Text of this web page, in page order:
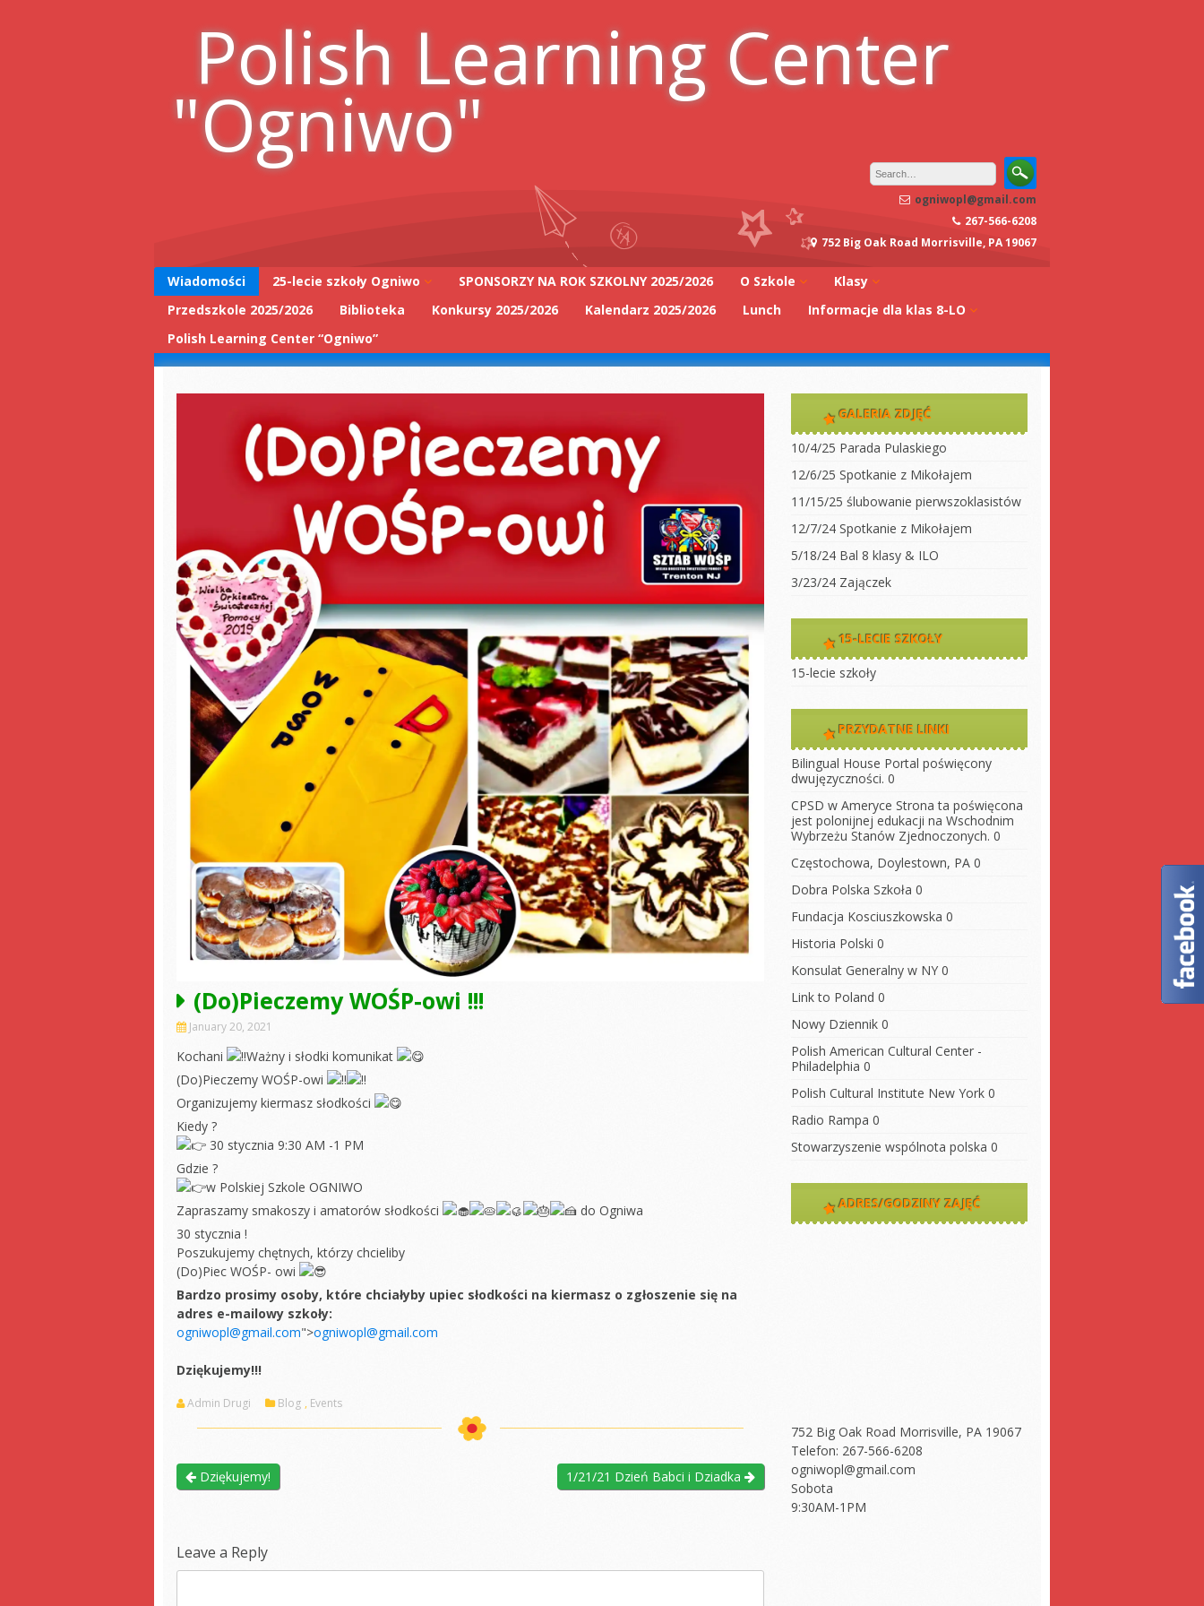
Polish Learning Center
"Ogniwo"
ogniwopl@gmail.com
267-566-6208
752 Big Oak Road Morrisville, PA 19067
Wiadomości
25-lecie szkoły Ogniwo
25-lecie wpis do
SPONSORZY NA ROK SZKOLNY 2025/2026
O Szkole
Adres szkoły
2025/2026
2025/2026
Statut szkoły
“Ogniwo”
Dokumenty do
15-lecie szkoły
Klasy
Klasa 0A
Klasa 1A
Klasa 1B
Klasa 2
Klasa 3A
Klasa 3 B
Klasa 5
Klasa 6
Klasa 8
LO 1
Przedszkole 2025/2026 Biblioteka Konkursy 2025/2026 Kalendarz 2025/2026 Lunch
Informacje dla klas 8-LO
Stypendia
Egzaminy z
dwujęzyczności
Polish Learning Center “Ogniwo”
(Do)Pieczemy WOŚP-owi !!!
January 20, 2021
Kochani
Ważny i słodki komunikat
(Do)Pieczemy WOŚP-owi
Organizujemy kiermasz słodkości
Kiedy ?
30 stycznia 9:30 AM -1 PM
Gdzie ?
w Polskiej Szkole OGNIWO
Zapraszamy smakoszy i amatorów słodkości
do Ogniwa
30 stycznia !
Poszukujemy chętnych, którzy chcieliby
(Do)Piec WOŚP- owi
Bardzo prosimy osoby, które chciałyby upiec słodkości na kiermasz o zgłoszenie się na
adres e-mailowy szkoły:
ogniwopl@gmail.com">ogniwopl@gmail.com
Dziękujemy!!!
Admin Drugi Blog , Events
Dziękujemy! 1/21/21 Dzień Babci i Dziadka
Leave a Reply
GALERIA ZDJĘĆ
10/4/25 Parada Pulaskiego
12/6/25 Spotkanie z Mikołajem
11/15/25 ślubowanie pierwszoklasistów
12/7/24 Spotkanie z Mikołajem
5/18/24 Bal 8 klasy & ILO
3/23/24 Zajączek
15-LECIE SZKOŁY
15-lecie szkoły
PRZYDATNE LINKI
Bilingual House Portal poświęcony
dwujęzyczności. 0
CPSD w Ameryce Strona ta poświęcona
jest polonijnej edukacji na Wschodnim
Wybrzeżu Stanów Zjednoczonych. 0
Częstochowa, Doylestown, PA 0
Dobra Polska Szkoła 0
Fundacja Kosciuszkowska 0
Historia Polski 0
Konsulat Generalny w NY 0
Link to Poland 0
Nowy Dziennik 0
Polish American Cultural Center -
Philadelphia 0
Polish Cultural Institute New York 0
Radio Rampa 0
Stowarzyszenie wspólnota polska 0
ADRES/GODZINY ZAJĘĆ
752 Big Oak Road Morrisville, PA 19067
Telefon: 267-566-6208
ogniwopl@gmail.com
Sobota
9:30AM-1PM